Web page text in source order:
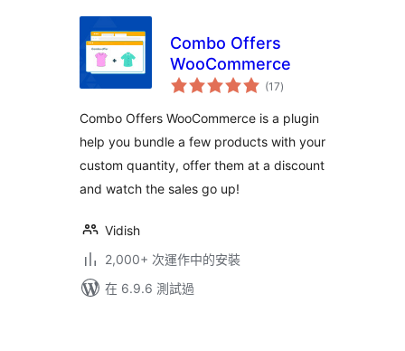
Combo Offers
WooCommerce
(17總
評)
Combo Offers WooCommerce is a plugin
help you bundle a few products with your
custom quantity, offer them at a discount
and watch the sales go up!
Vidish
2,000+ 次運作中的安裝
在 6.9.6 測試過